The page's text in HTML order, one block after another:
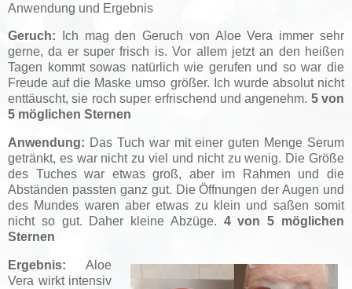
Anwendung und Ergebnis
Geruch: Ich mag den Geruch von Aloe Vera immer sehr
gerne, da er super frisch is. Vor allem jetzt an den heißen
Tagen kommt sowas natürlich wie gerufen und so war die
Freude auf die Maske umso größer. Ich wurde absolut nicht
enttäuscht, sie roch super erfrischend und angenehm. 5 von
5 möglichen Sternen
Anwendung: Das Tuch war mit einer guten Menge Serum
getränkt, es war nicht zu viel und nicht zu wenig. Die Größe
des Tuches war etwas groß, aber im Rahmen und die
Abständen passten ganz gut. Die Öffnungen der Augen und
des Mundes waren aber etwas zu klein und saßen somit
nicht so gut. Daher kleine Abzüge. 4 von 5 möglichen
Sternen
Ergebnis: Aloe
Vera wirkt intensiv